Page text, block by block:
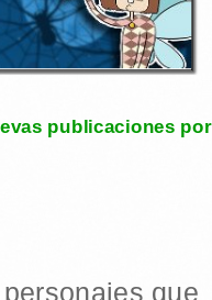
publicaciones por
que